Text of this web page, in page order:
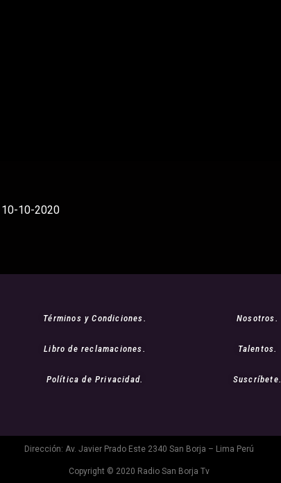
10-10-2020
Términos y Condiciones.
Libro de reclamaciones.
Política de Privacidad.
Nosotros.
Talentos.
Suscríbete.
Dirección: Av. Javier Prado Este 2340 San Borja – Lima Perú
Copyright © 2020 Radio San Borja Tv